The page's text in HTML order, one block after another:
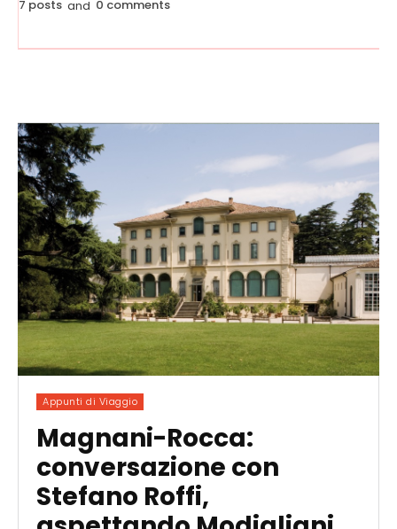
7 posts and 0 comments
Appunti di Viaggio
Magnani-Rocca:
conversazione con
Stefano Roffi,